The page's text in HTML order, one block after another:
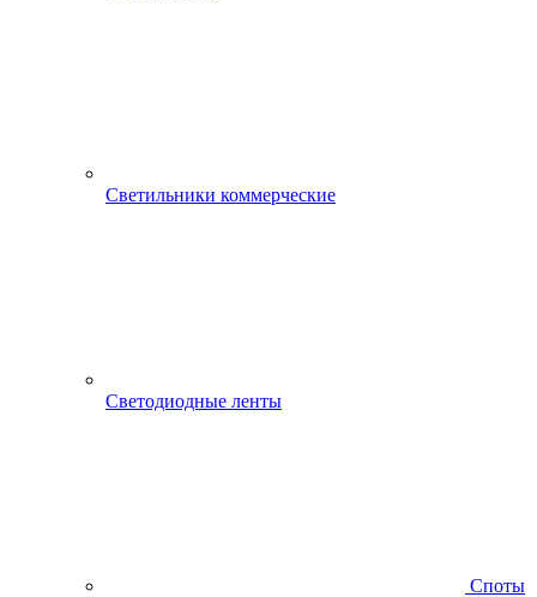
Светильники коммерческие
Светодиодные ленты
Споты